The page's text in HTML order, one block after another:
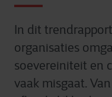
In dit
organisaties
soevereiniteit en
vaak misgaat.